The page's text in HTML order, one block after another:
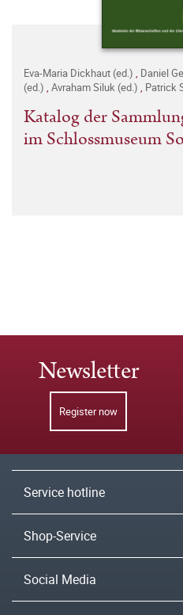
Eva-Maria Dickhaut (ed.) , Daniel
(ed.) , Avraham Siluk (ed.) , Patrick
Katalog der
im Schlossmuseum
Newsletter
Register now
Service hotline
Shop-Service
Social Media